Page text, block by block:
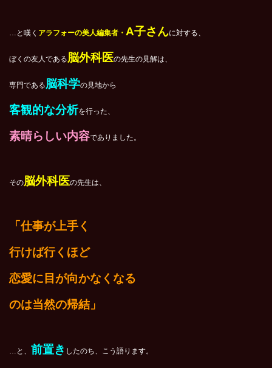
…と嘆く アラフォーの美人編集者・ A子さんに対する、
ぼくの友人である脳外科医の先生の見解は、
専門である脳科学の見地から
客観的な分析を行った、
素晴らしい内容でありました。
その脳外科医の先生は、
「仕事が上手く
行けば行くほど
恋愛に目が向かなくなる
のは当然の帰結」
…と、 前置き したのち、こう語ります。